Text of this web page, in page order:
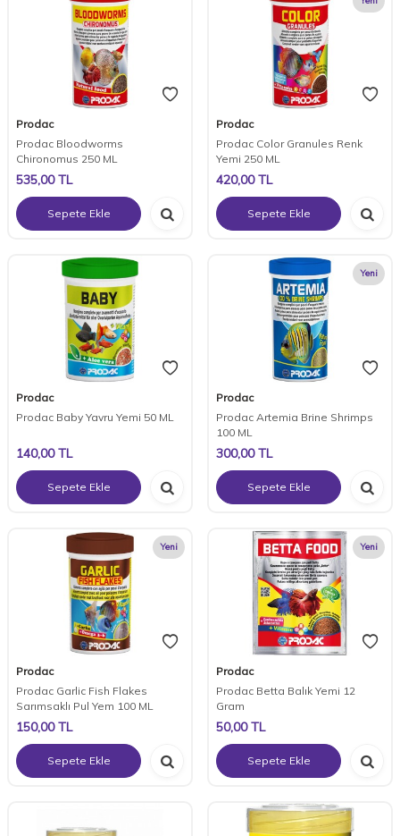
Prodac
Prodac Bloodworms
Chironomus 250 ML
535,00TL
Sepete Ekle
Prodac
Prodac Color Granules Renk
Yemi 250 ML
420,00TL
Sepete Ekle
Prodac
Prodac Baby Yavru Yemi 50 ML
140,00TL
Sepete Ekle
Yeni
Prodac
Prodac Artemia Brine Shrimps
100 ML
300,00TL
Sepete Ekle
Yeni
Prodac
Prodac Garlic Fish Flakes
Sarımsaklı Pul Yem 100 ML
150,00TL
Sepete Ekle
Yeni
Prodac
Prodac Betta Balık Yemi 12
Gram
50,00TL
Sepete Ekle